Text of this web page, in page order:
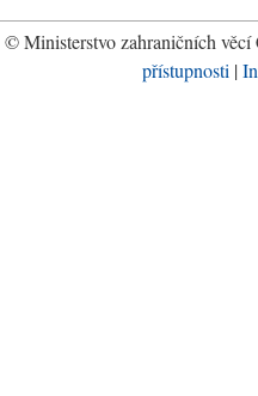
© Ministerstvo zahraničních věcí
přístupnosti |